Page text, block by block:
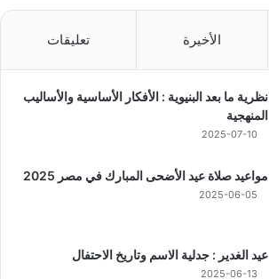
الأخيرة تعليقات
نظرية ما بعد البنيوية : الأفكار الأساسية والأساليب
المنهجية
2025-07-10
مواعيد صلاة عيد الأضحى المبارك في مصر 2025
2025-06-05
عيد الغدير : جدلية الاسم وتاريخ الاحتفال
2025-06-13